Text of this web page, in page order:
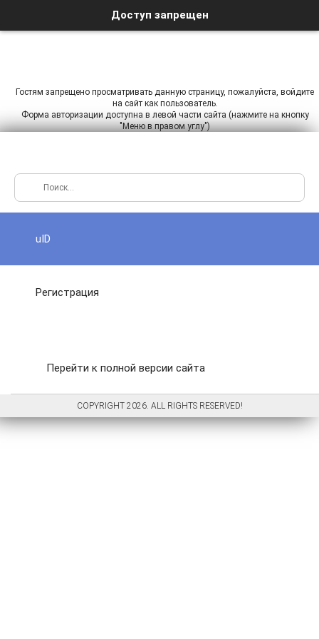
Доступ запрещен
Гостям запрещено просматривать данную страницу, пожалуйста, войдите
на сайт как пользователь.
Форма авторизации доступна в левой части сайта (нажмите на кнопку
"Меню в правом углу")
uID
Регистрация
Перейти к полной версии сайта
COPYRIGHT 2026. ALL RIGHTS RESERVED!